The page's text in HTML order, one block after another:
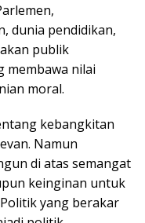
dunia pendidikan,
publik
membawa nilai
moral.
kebangkitan
Namun
di atas semangat
keinginan untuk
yang berakar